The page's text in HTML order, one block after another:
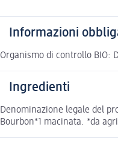
Informazioni
Organismo di controllo BIO:
Ingredienti
Denominazione legale del
Bourbon*1 macinata. *da